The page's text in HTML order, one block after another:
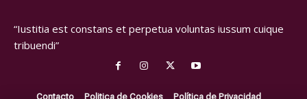
“Iustitia est constans et perpetua voluntas iussum cuique
tribuendi”
Contacto Politica de Cookies Política de Privacidad